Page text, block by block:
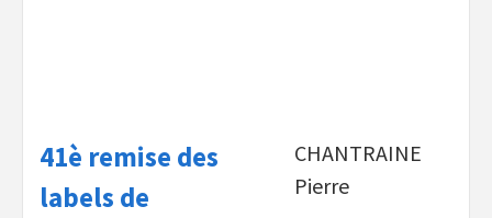
41è remise des
labels de
CHANTRAINE
Pierre